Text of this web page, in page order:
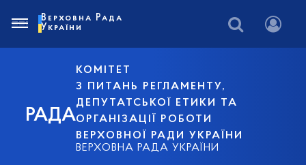
РАДА
КОМІТЕТ
З ПИТАНЬ РЕГЛАМЕНТУ,
ДЕПУТАТСЬКОЇ ЕТИКИ ТА
ОРГАНІЗАЦІЇ РОБОТИ
ВЕРХОВНОЇ РАДИ УКРАЇНИ
ВЕРХОВНА РАДА УКРАЇНИ
Верховна Рада
України